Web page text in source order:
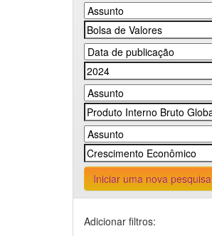
Iniciar uma nova pesquisa
Adicionar filtros: